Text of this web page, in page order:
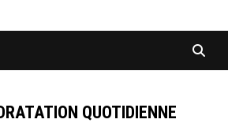
QUOTIDIENNE